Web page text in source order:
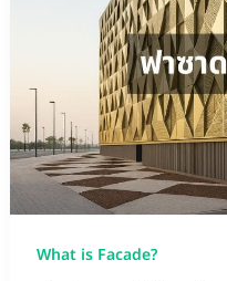
What is Facade?